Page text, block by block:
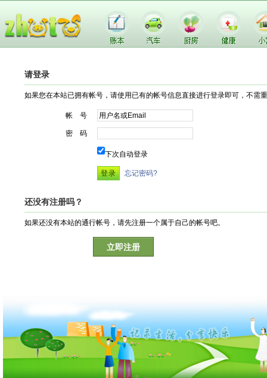
请登录
如果您在本站已拥有帐号，请使用已有的帐号信息直接进行登录即可，不需
帐 号
密 码
下次自动登录
忘记密码?
还没有注册吗？
如果还没有本站的通行帐号，请先注册一个属于自己的帐号吧。
立即注册